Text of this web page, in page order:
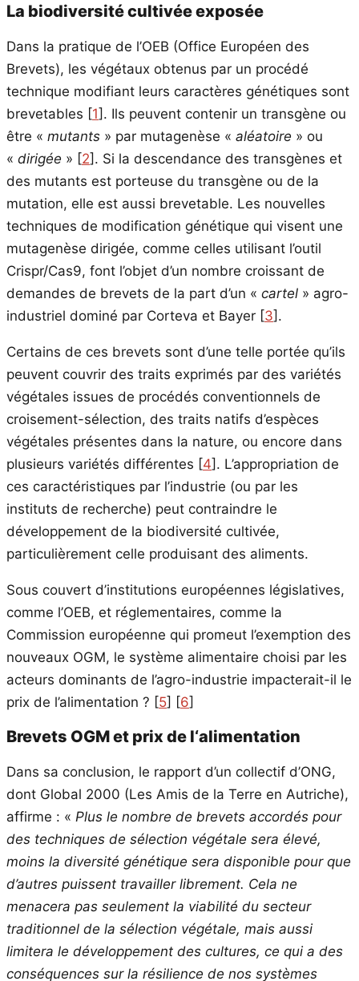
La biodiversité cultivée exposée
Dans la pratique de l’OEB (Office Européen des
Brevets), les végétaux obtenus par un procédé
technique modifiant leurs caractères génétiques sont
brevetables [1] . Ils peuvent contenir un transgène ou
être « mutants » par mutagenèse « aléatoire » ou
« dirigée » [2] . Si la descendance des transgènes et
des mutants est porteuse du transgène ou de la
mutation, elle est aussi brevetable. Les nouvelles
techniques de modification génétique qui visent une
mutagenèse dirigée, comme celles utilisant l’outil
Crispr/Cas9, font l’objet d’un nombre croissant de
demandes de brevets de la part d’un « cartel » agro-
industriel dominé par Corteva et Bayer [3] .
Certains de ces brevets sont d’une telle portée qu’ils
peuvent couvrir des traits exprimés par des variétés
végétales issues de procédés conventionnels de
croisement-sélection, des traits natifs d’espèces
végétales présentes dans la nature, ou encore dans
plusieurs variétés différentes [4] . L’appropriation de
ces caractéristiques par l’industrie (ou par les
instituts de recherche) peut contraindre le
développement de la biodiversité cultivée,
particulièrement celle produisant des aliments.
Sous couvert d’institutions européennes législatives,
comme l’OEB, et réglementaires, comme la
Commission européenne qui promeut l’exemption des
nouveaux OGM, le système alimentaire choisi par les
acteurs dominants de l’agro-industrie impacterait-il le
prix de l’alimentation ? [5] [6]
Brevets OGM et prix de l‘alimentation
Dans sa conclusion, le rapport d’un collectif d’ONG,
dont Global 2000 (Les Amis de la Terre en Autriche),
affirme : « Plus le nombre de brevets accordés pour
des techniques de sélection végétale sera élevé,
moins la diversité génétique sera disponible pour que
d’autres puissent travailler librement. Cela ne
menacera pas seulement la viabilité du secteur
traditionnel de la sélection végétale, mais aussi
limitera le développement des cultures, ce qui a des
conséquences sur la résilience de nos systèmes